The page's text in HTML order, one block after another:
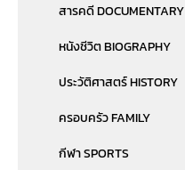
สารคดี DOCUMENTARY
หนังชีวิต BIOGRAPHY
ประวัติศาสตร์ HISTORY
ครอบครัว FAMILY
กีฬา SPORTS